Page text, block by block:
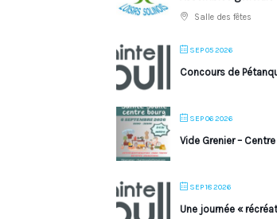
Salle des fêtes
SEP 05 2026
Concours de
SEP 06 2026
Vide Grenier –
SEP 18 2026
Une journée «